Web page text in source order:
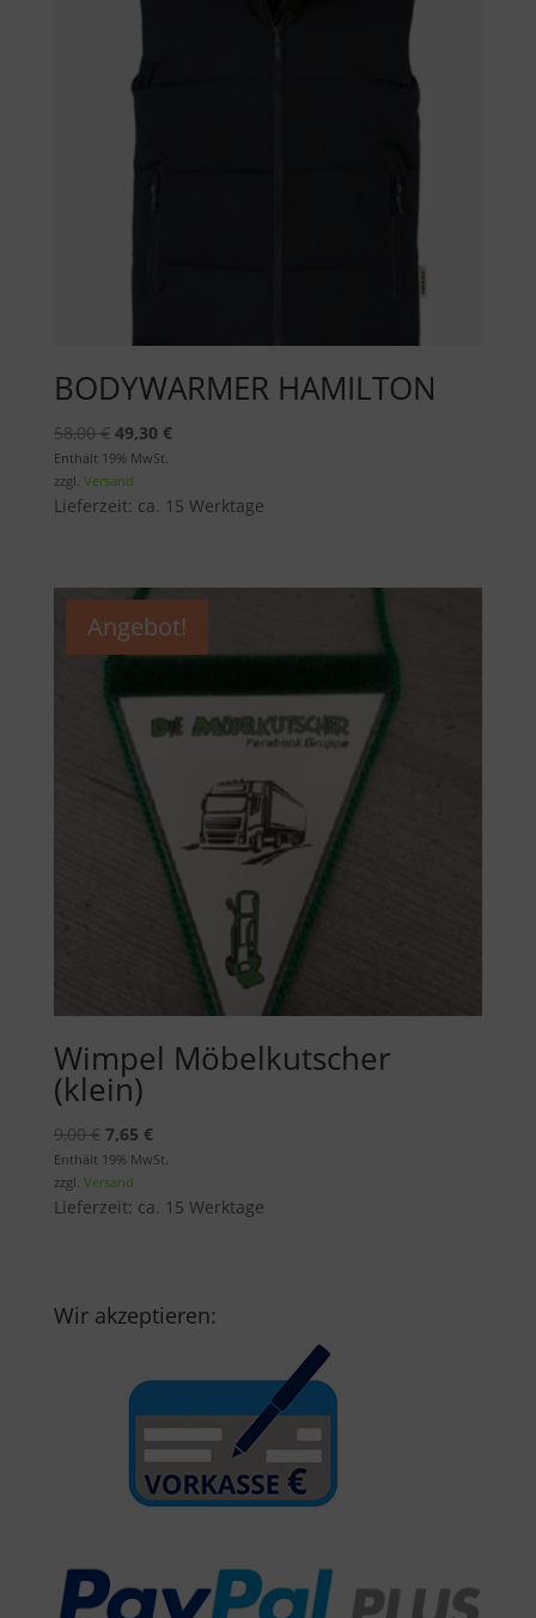
BODYWARMER HAMILTON
58,00€ Ursprünglicher
Preis
war:
58,00 €
49,30 €Aktueller
49,30 €.
Enthält 19% MwSt.
zzgl. Versand
Lieferzeit: ca. 15 Werktage
Angebot!
Wimpel Möbelkutscher
(klein)
9,00€ Ursprünglicher
Preis
war:
9,00 €
7,65 €Aktueller
Preis
7,65 €.
Enthält 19% MwSt.
zzgl. Versand
Lieferzeit: ca. 15 Werktage
Wir akzeptieren: